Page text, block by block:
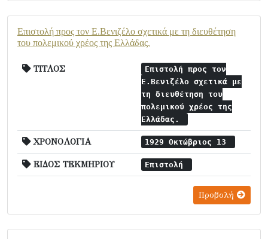
Επιστολή προς τον Ε.Βενιζέλο σχετικά με τη διευθέτηση
του πολεμικού χρέος της Ελλάδας.
ΤΙΤΛΟΣ
Επιστολή προς τον
Ε.Βενιζέλο σχετικά με
τη διευθέτηση του
πολεμικού χρέος της
Ελλάδας.
ΧΡΟΝΟΛΟΓΙΑ 1929 Οκτώβριος 13
ΕΙΔΟΣ ΤΕΚΜΗΡΙΟΥ Επιστολή
Προβολή